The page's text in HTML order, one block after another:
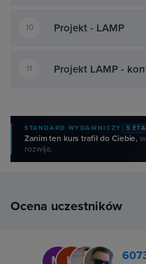
10 Projekt - LAMP
11 Projekt LAMP -
STANDARD WYDAWNICZY 5
Zanim ten kurs trafił do Ciebie,
rozwija.
Ocena uczestników